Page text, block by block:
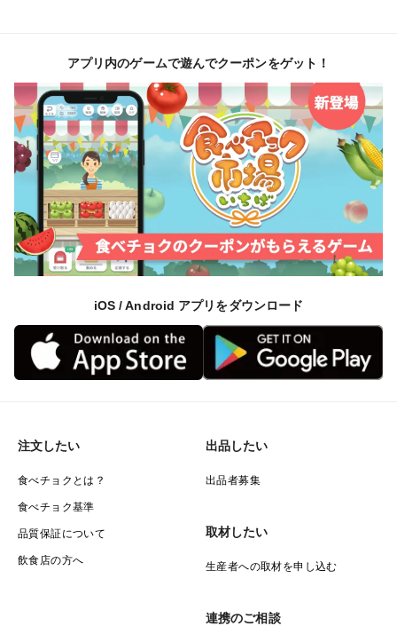
アプリ内のゲームで遊んでクーポンをゲット！
iOS / Android アプリをダウンロード
注文したい
食べチョクとは？
食べチョク基準
品質保証について
飲食店の方へ
出品したい
出品者募集
取材したい
生産者への取材を申し込む
連携のご相談